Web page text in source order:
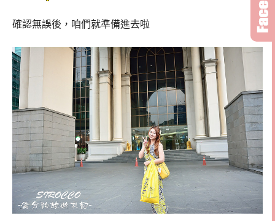
確認無誤後，咱們就準備進去啦